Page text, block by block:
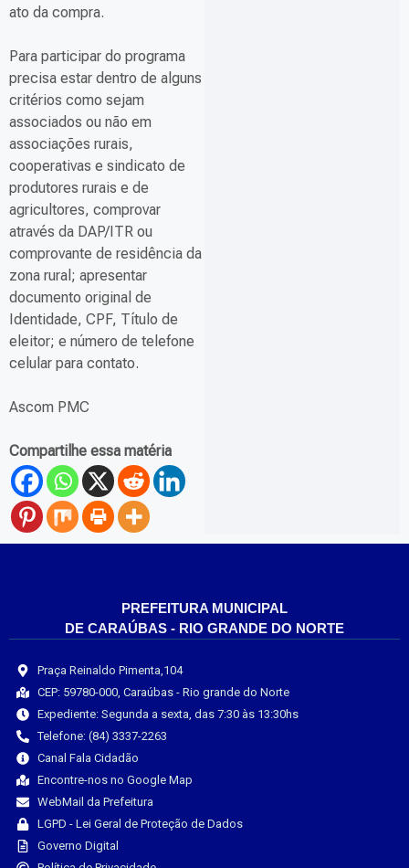
ato da compra.
Para participar do programa
precisa estar dentro de alguns
critérios como sejam
associados ou não em
associações rurais,
cooperativas e sindicato de
produtores rurais e de
agricultores, comprovar
através da DAP/ITR ou
comprovante de residência da
zona rural; apresentar
documento original de
Identidade, CPF, Título de
eleitor; e número de telefone
celular para contato.
Ascom PMC
Compartilhe essa matéria
PREFEITURA MUNICIPAL
DE CARAÚBAS - RIO GRANDE DO NORTE
Praça Reinaldo Pimenta,104
CEP: 59780-000, Caraúbas - Rio grande do Norte
Expediente: Segunda a sexta, das 7:30 às 13:30hs
Telefone: (84) 3337-2263
Canal Fala Cidadão
Encontre-nos no Google Map
WebMail da Prefeitura
LGPD - Lei Geral de Proteção de Dados
Governo Digital